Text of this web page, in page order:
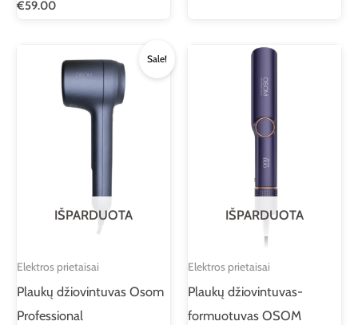
€59.00
Sale!
IŠPARDUOTA
Elektros prietaisai
Plaukų džiovintuvas Osom
Professional
price
was:
€269.00.
price
is:
€199.00.
IŠPARDUOTA
Elektros prietaisai
Plaukų džiovintuvas-
formuotuvas OSOM